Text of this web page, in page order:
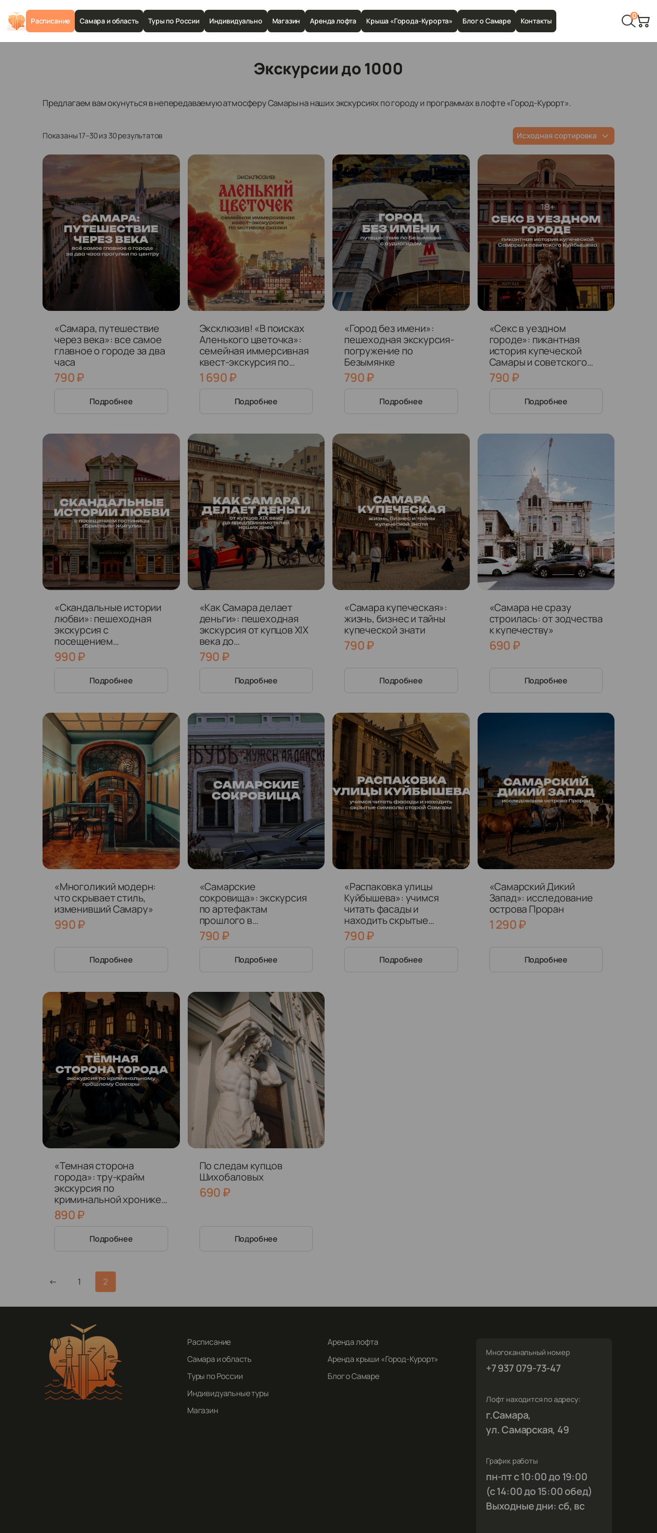
Расписание Самара и область Туры по России Индивидуально Магазин Аренда лофта Крыша «Города-Курорта» Блог о Самаре Контакты
0
Экскурсии до 1000
Предлагаем вам окунуться в непередаваемую атмосферу Самары на наших экскурсиях по городу и программах в лофте «Город-Курорт».
Показаны 17–30 из 30 результатов
«Самара, путешествие
через века»: все самое
главное о городе за два
часа
790₽
Подробнее
Эксклюзив! «В поисках
Аленького цветочка»:
семейная иммерсивная
квест-экскурсия по
мотивам сказки
1 690₽
Подробнее
«Город без имени»:
пешеходная экскурсия-
погружение по
Безымянке
790₽
Подробнее
«Секс в уездном
городе»: пикантная
история купеческой
Самары и советского
Куйбышева
790₽
Подробнее
«Скандальные истории
любви»: пешеходная
экскурсия с
посещением
исторической
гостиницы «Бристоль-
Жигули» (16+)
990₽
Подробнее
«Как Самара делает
деньги»: пешеходная
экскурсия от купцов XIX
века до
предпринимателей
наших дней
790₽
Подробнее
«Самара купеческая»:
жизнь, бизнес и тайны
купеческой знати
790₽
Подробнее
«Самара не сразу
строилась: от зодчества
к купечеству»
690₽
Подробнее
«Многоликий модерн:
что скрывает стиль,
изменивший Самару»
990₽
Подробнее
«Самарские
сокровища»: экскурсия
по артефактам
прошлого в
историческом центре
города
790₽
Подробнее
«Распаковка улицы
Куйбышева»: учимся
читать фасады и
находить скрытые
символы старой Самары
790₽
Подробнее
«Самарский Дикий
Запад»: исследование
острова Проран
1 290₽
Подробнее
«Темная сторона
города»: тру-крайм
экскурсия по
криминальной хронике
Самары разных эпох
890₽
Подробнее
По следам купцов
Шихобаловых
690₽
Подробнее
← 1 2
Расписание
Самара и область
Туры по России
Индивидуальные туры
Магазин
Аренда лофта
Аренда крыши «Город-Курорт»
Блог о Самаре
Многоканальный номер
+7 937 079-73-47
Лофт находится по адресу:
г.Самара,
ул. Самарская, 49
График работы
пн-пт с 10:00 до 19:00
(с 14:00 до 15:00 обед)
Выходные дни: сб, вс